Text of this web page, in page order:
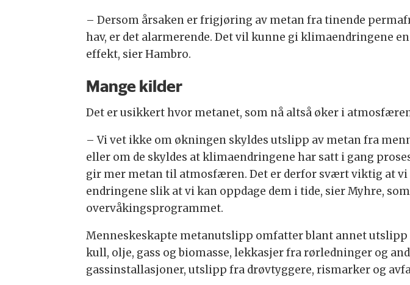
– Dersom årsaken er frigjøring av metan fra tinende
hav, er det alarmerende. Det vil kunne gi klimaendringene
effekt, sier Hambro.
Mange kilder
Det er usikkert hvor metanet, som nå altså øker i
– Vi vet ikke om økningen skyldes utslipp av metan fra
eller om de skyldes at klimaendringene har satt i gang
gir mer metan til atmosfæren. Det er derfor svært viktig at
endringene slik at vi kan oppdage dem i tide, sier Myhre,
overvåkingsprogrammet.
Menneskeskapte metanutslipp omfatter blant annet
kull, olje, gass og biomasse, lekkasjer fra rørledninger og
gassinstallasjoner, utslipp fra drøvtyggere, rismarker og